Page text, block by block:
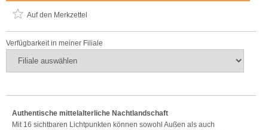
Auf den Merkzettel
Verfügbarkeit in meiner Filiale
Authentische mittelalterliche Nachtlandschaft
Mit 16 sichtbaren Lichtpunkten können sowohl Außen als auch